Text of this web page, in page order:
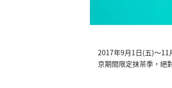
2017年9月1日(五)〜11
京期間限定抹茶季，絕